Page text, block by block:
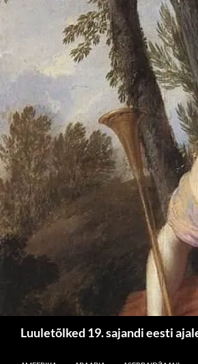
Luuletõlked 19. sajandi eesti